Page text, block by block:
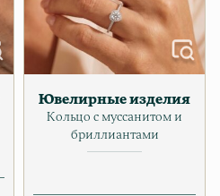
Ювелирные изделия
Кольцо с муссанитом и
бриллиантами